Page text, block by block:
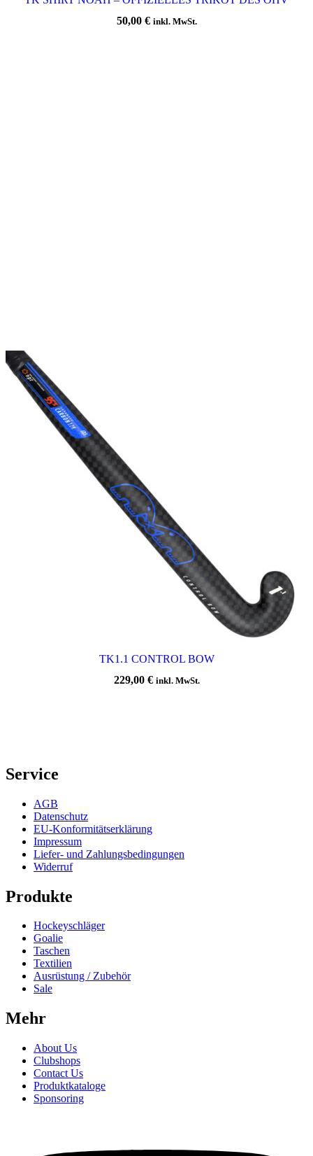
50,00 € inkl. MwSt.
TK1.1 CONTROL BOW
229,00 € inkl. MwSt.
Service
AGB
Datenschutz
EU-Konformitätserklärung
Impressum
Liefer- und Zahlungsbedingungen
Widerruf
Produkte
Hockeyschläger
Goalie
Taschen
Textilien
Ausrüstung / Zubehör
Sale
Mehr
About Us
Clubshops
Contact Us
Produktkataloge
Sponsoring